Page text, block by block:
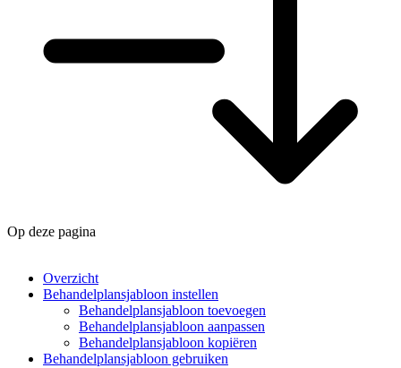
Op deze pagina
Overzicht
Behandelplansjabloon instellen
Behandelplansjabloon toevoegen
Behandelplansjabloon aanpassen
Behandelplansjabloon kopiëren
Behandelplansjabloon gebruiken